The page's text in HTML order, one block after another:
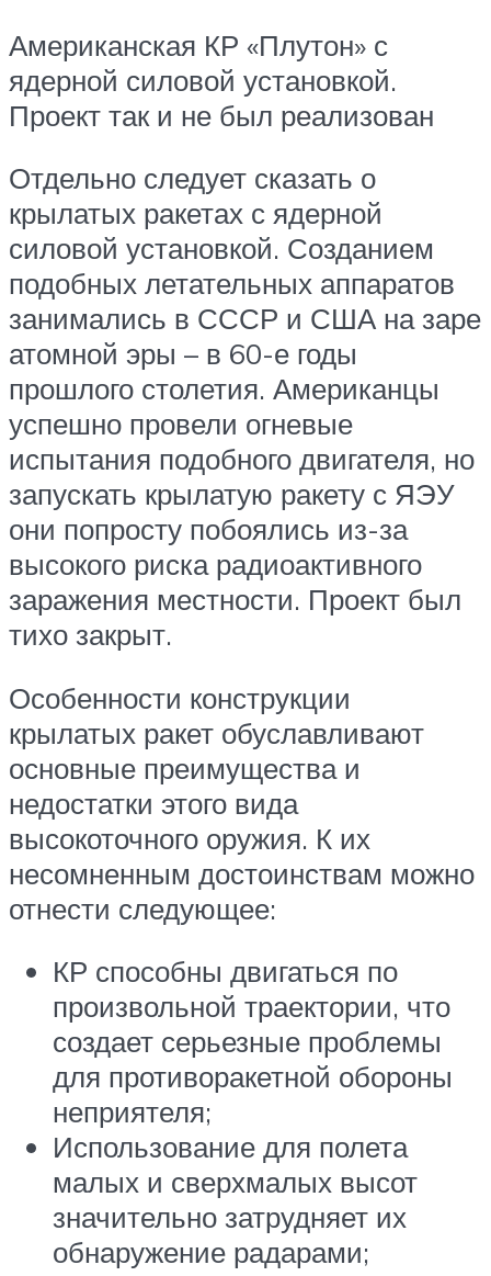
Американская КР «Плутон» с
ядерной силовой установкой.
Проект так и не был реализован
Отдельно следует сказать о
крылатых ракетах с ядерной
силовой установкой. Созданием
подобных летательных аппаратов
занимались в СССР и США на заре
атомной эры – в 60-е годы
прошлого столетия. Американцы
успешно провели огневые
испытания подобного двигателя, но
запускать крылатую ракету с ЯЭУ
они попросту побоялись из-за
высокого риска радиоактивного
заражения местности. Проект был
тихо закрыт.
Особенности конструкции
крылатых ракет обуславливают
основные преимущества и
недостатки этого вида
высокоточного оружия. К их
несомненным достоинствам можно
отнести следующее:
КР способны двигаться по
произвольной траектории, что
создает серьезные проблемы
для противоракетной обороны
неприятеля;
Использование для полета
малых и сверхмалых высот
значительно затрудняет их
обнаружение радарами;